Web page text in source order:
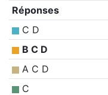
Réponses
C D
B C D
A C D
C